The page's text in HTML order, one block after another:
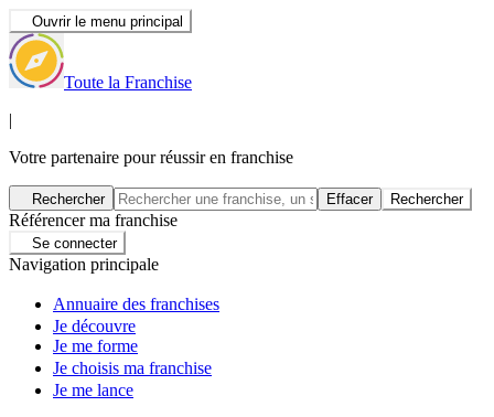
Ouvrir le menu principal
Toute la Franchise
|
Votre partenaire pour réussir en franchise
Rechercher Effacer Rechercher
Référencer ma franchise
Se connecter
Navigation principale
Annuaire des franchises
Je découvre
Je me forme
Je choisis ma franchise
Je me lance